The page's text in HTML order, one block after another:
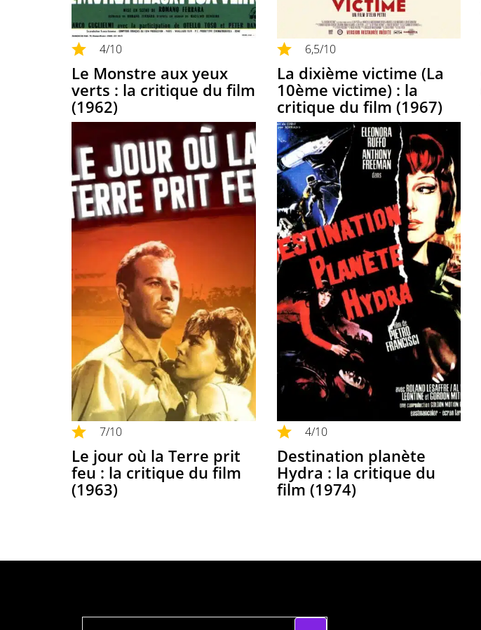
4/10
Le Monstre aux yeux
verts : la critique du film
(1962)
6,5/10
La dixième victime (La
10ème victime) : la
critique du film (1967)
7/10
Le jour où la Terre prit
feu : la critique du film
(1963)
4/10
Destination planète
Hydra : la critique du
film (1974)